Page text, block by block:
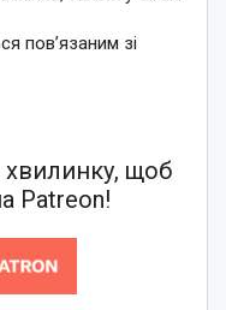
пов’язаним зі
щоб
Patreon!